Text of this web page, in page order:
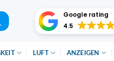
Google rating
4.5
LUFT ANZEIGEN